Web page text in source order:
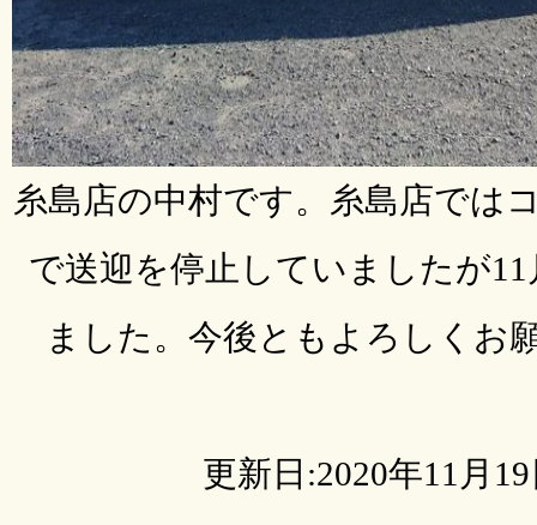
糸島店の中村です。糸島店では
で送迎を停止していましたが11
ました。今後ともよろしくお
更新日:2020年11月